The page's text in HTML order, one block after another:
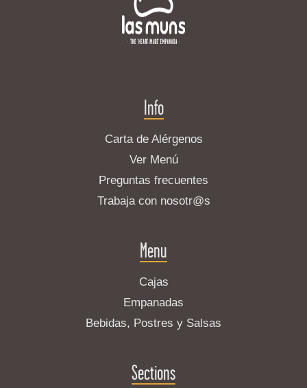
Info
Carta de Alérgenos
Ver Menú
Preguntas frecuentes
Trabaja con nosotr@s
Menu
Cajas
Empanadas
Bebidas, Postres y Salsas
Sections